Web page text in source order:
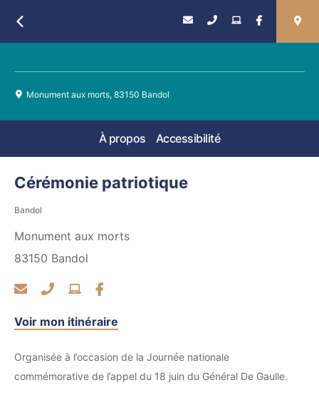
Monument aux morts, 83150 Bandol
À propos Accessibilité
Cérémonie patriotique
Bandol
Monument aux morts
83150 Bandol
Voir mon itinéraire
Organisée à l’occasion de la Journée nationale
commémorative de l’appel du 18 juin du Général De Gaulle.